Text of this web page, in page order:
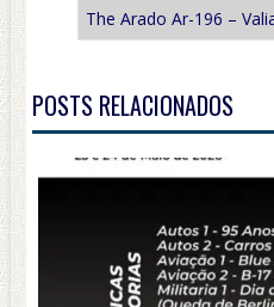
The Arado Ar-196 –
POSTS RELACIONADOS